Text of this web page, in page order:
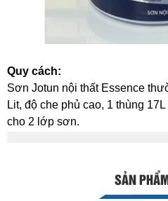
Quy cách:
Sơn Jotun nội thất Essence
Lit, độ che phủ cao, 1 thùng
cho 2 lớp sơn.
SẢN